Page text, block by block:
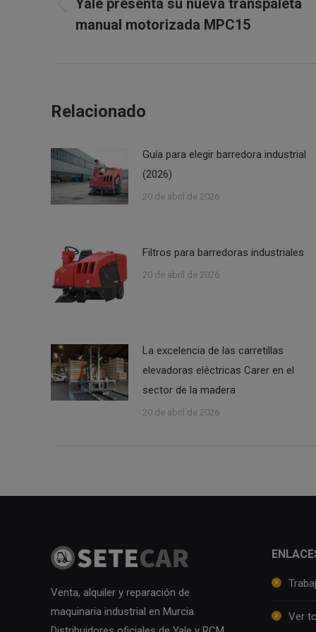
publicaciones
Publicación
anterior:
manual motorizada MPC15
Relacionado
Guía para elegir barredora industrial
(2026)
20 de abril de 2026
Filtros para barredoras industriales
20 de abril de 2026
La excelencia de las carretillas
elevadoras eléctricas Carer en el
sector de la madera
20 de abril de 2026
Venta, alquiler y reparación de
maquinaria industrial en Murcia.
Ver